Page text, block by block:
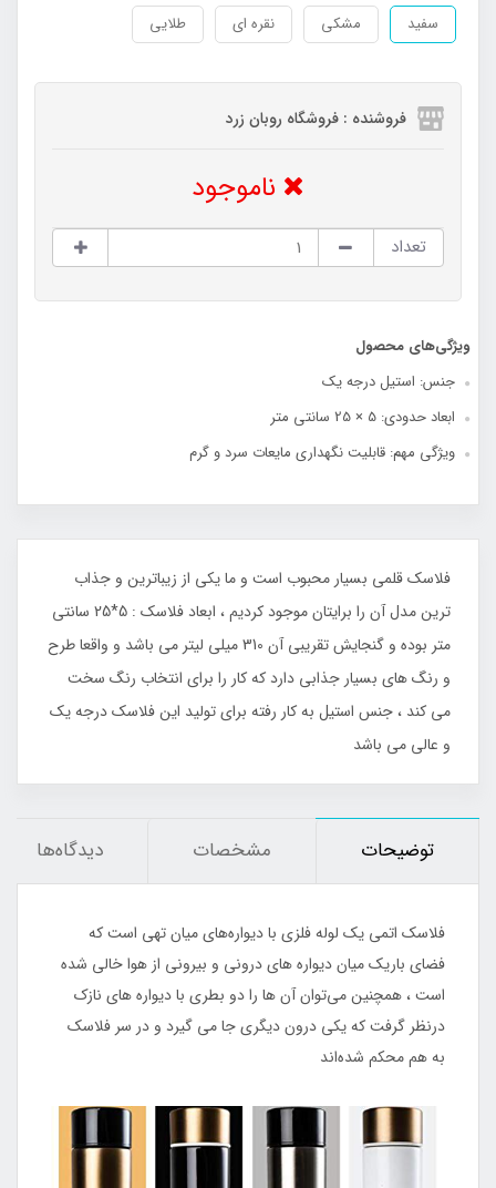
سفید
مشکی نقره ای طلایی
فروشنده : فروشگاه روبان زرد
ناموجود
تعداد
ویژگی‌های محصول
جنس: استیل درجه یک
ابعاد حدودی: 5 × 25 سانتی‌ متر
ویژگی مهم: قابلیت نگهداری مایعات سرد و گرم
فلاسک قلمی بسیار محبوب است و ما یکی از زیباترین و جذاب
ترین مدل آن را برایتان موجود کردیم ، ابعاد فلاسک : 5*25 سانتی
متر بوده و گنجایش تقریبی آن 310 میلی لیتر می باشد و واقعا طرح
و رنگ های بسیار جذابی دارد که کار را برای انتخاب رنگ سخت
می کند ، جنس استیل به کار رفته برای تولید این فلاسک درجه یک
و عالی می باشد
توضیحات مشخصات دیدگاه‌ها
فلاسک اتمی یک لوله فلزی با دیواره‌های میان‌ تهی است که
فضای باریک میان دیواره‌ های درونی و بیرونی از هوا خالی شده‌
است ، همچنین می‌توان آن‌ ها را دو بطری با دیواره‌ های نازک
درنظر گرفت که یکی درون دیگری جا می‌ گیرد و در سر فلاسک
به هم محکم شده‌اند